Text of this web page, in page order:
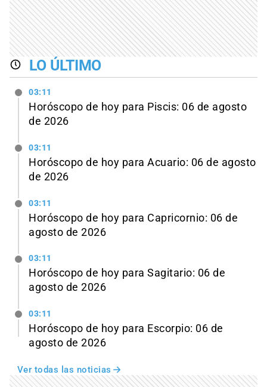
LO ÚLTIMO
03:11
Horóscopo de hoy para Piscis: 06 de agosto
de 2026
03:11
Horóscopo de hoy para Acuario: 06 de agosto
de 2026
03:11
Horóscopo de hoy para Capricornio: 06 de
agosto de 2026
03:11
Horóscopo de hoy para Sagitario: 06 de
agosto de 2026
03:11
Horóscopo de hoy para Escorpio: 06 de
agosto de 2026
Ver todas las noticias